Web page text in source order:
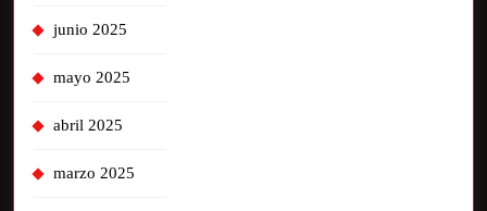
junio 2025
mayo 2025
abril 2025
marzo 2025